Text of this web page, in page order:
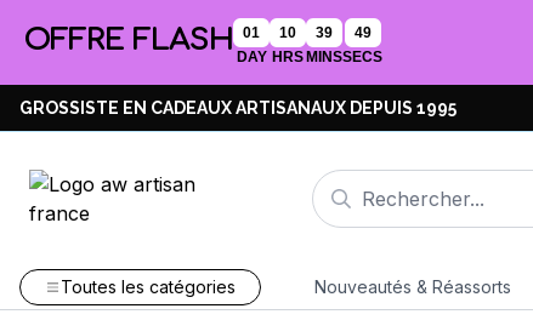
OFFRE FLASH
01
DAY
10
HRS
39
MINS
48
SECS
GROSSISTE EN CADEAUX ARTISANAUX DEPUIS 1995
Toutes les catégories Nouveautés & Réassorts